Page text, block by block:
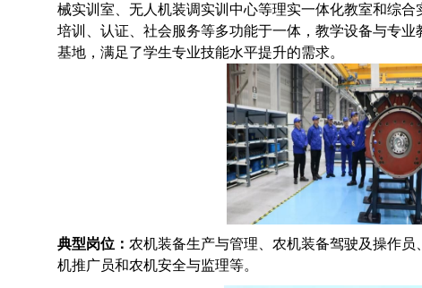
械实训室、无人机装调实训中心等理实一体化教室和综合
培训、认证、社会服务等多功能于一体，教学设备与专
基地，满足了学生专业技能水平提升的需求。
典型岗位： 农机装备生产与管理、农机装备驾驶及操作
机推广员和农机安全与监理等。